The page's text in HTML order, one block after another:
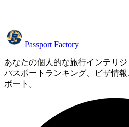
Passport Factory
あなたの個人的な旅行インテリ
パスポートランキング、ビザ情
ポート。